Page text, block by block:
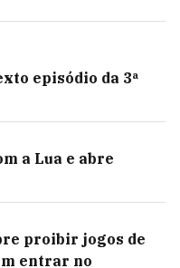
episódio da 3ª
a Lua e abre
proibir jogos de
entrar no